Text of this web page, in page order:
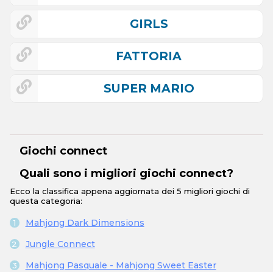
GIRLS
FATTORIA
SUPER MARIO
Giochi connect
Quali sono i migliori giochi connect?
Ecco la classifica appena aggiornata dei 5 migliori giochi di
questa categoria:
Mahjong Dark Dimensions
Jungle Connect
Mahjong Pasquale - Mahjong Sweet Easter